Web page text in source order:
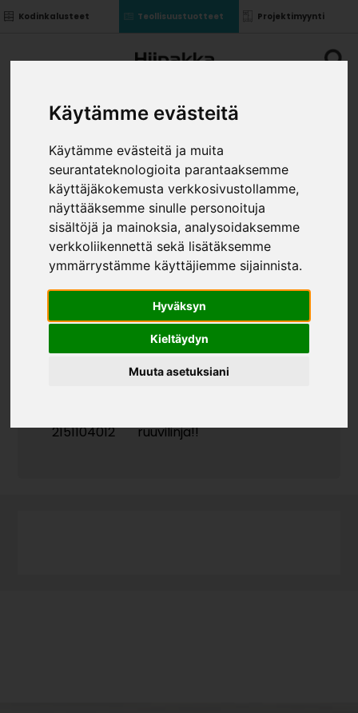
Käytämme evästeitä
Käytämme evästeitä ja muita
seurantateknologioita parantaaksemme
käyttäjäkokemusta verkkosivustollamme,
näyttääksemme sinulle personoituja
sisältöjä ja mainoksia, analysoidaksemme
verkkoliikennettä sekä lisätäksemme
ymmärrystämme käyttäjiemme sijainnista.
Hyväksyn
Kieltäydyn
Muuta asetuksiani
Kodinkalusteet Teollisuustuotteet Projektimyynti
UPPOKANTARUUVI TX 4X 12
14581 A2
Teollisuustuotteet»Helat»Ruuvit ja puutapit»
Uppokantaruuvi TX 4x 12 14581 A2
KOKO
2151104012
ruuvilinja!!